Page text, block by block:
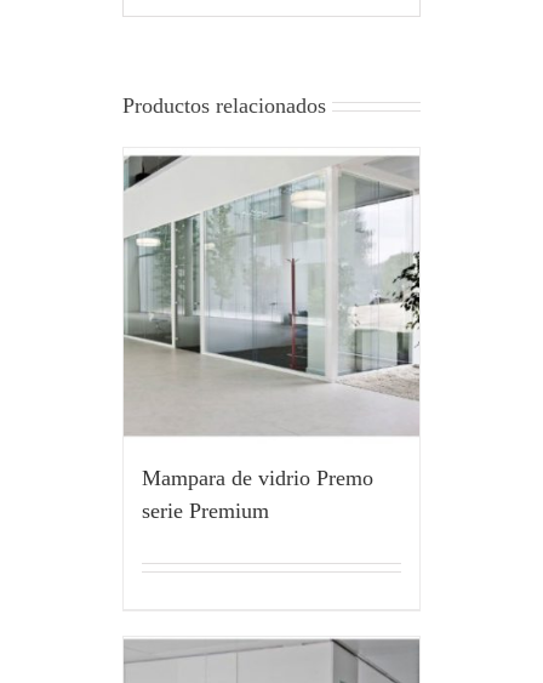
Productos relacionados
Mampara de vidrio Premo
serie Premium